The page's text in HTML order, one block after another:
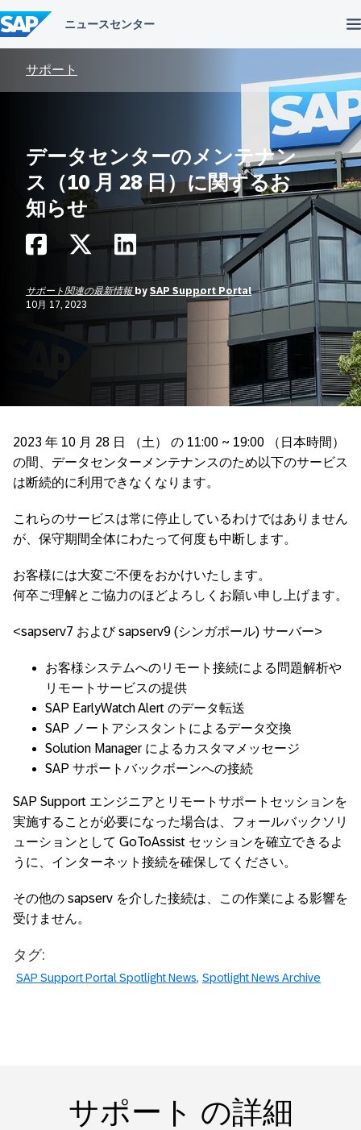
ン
テ
ン
サポート
データセンターのメンテナン
ス（10 月 28 日）に関するお
知らせ
サポート関連の最新情報 by SAP Support Portal
10月 17, 2023
2023 年 10 月 28 日 （土） の 11:00 ~ 19:00 （日本時間）
の間、データセンターメンテナンスのため以下のサービス
は断続的に利用できなくなります。
これらのサービスは常に停止しているわけではありません
が、保守期間全体にわたって何度も中断します。
お客様には大変ご不便をおかけいたします。
何卒ご理解とご協力のほどよろしくお願い申し上げます。
<sapserv7 および sapserv9 (シンガポール) サーバー>
お客様システムへのリモート接続による問題解析や
リモートサービスの提供
SAP EarlyWatch Alert のデータ転送
SAP ノートアシスタントによるデータ交換
Solution Manager によるカスタマメッセージ
SAP サポートバックボーンへの接続
SAP Support エンジニアとリモートサポートセッションを
実施することが必要になった場合は、フォールバックソリ
ューションとして GoToAssist セッションを確立できるよ
うに、インターネット接続を確保してください。
その他の sapserv を介した接続は、この作業による影響を
受けません。
タグ:
SAP Support Portal Spotlight News Spotlight News Archive
サポート の詳細